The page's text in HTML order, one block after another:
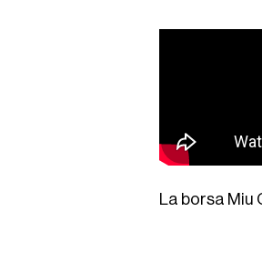
La borsa